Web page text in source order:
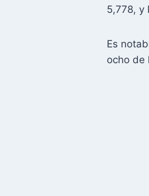
5,778, y
Es
ocho de